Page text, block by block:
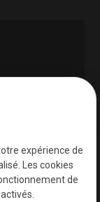
expérience de
Les cookies
de